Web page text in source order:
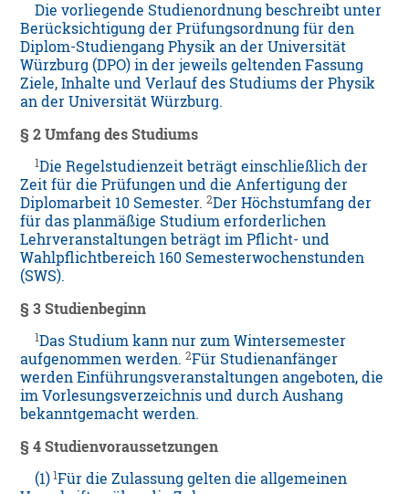
Die vorliegende Studienordnung beschreibt unter
Berücksichtigung der Prüfungsordnung für den
Diplom-Studiengang Physik an der Universität
Würzburg (DPO) in der jeweils geltenden Fassung
Ziele, Inhalte und Verlauf des Studiums der Physik
an der Universität Würzburg.
§ 2 Umfang des Studiums
1Die Regelstudienzeit beträgt einschließlich der
Zeit für die Prüfungen und die Anfertigung der
Diplomarbeit 10 Semester.2Der Höchstumfang der
für das planmäßige Studium erforderlichen
Lehrveranstaltungen beträgt im Pflicht- und
Wahlpflichtbereich 160 Semesterwochenstunden
(SWS).
§ 3 Studienbeginn
1Das Studium kann nur zum Wintersemester
aufgenommen werden.2Für Studienanfänger
werden Einführungsveranstaltungen angeboten, die
im Vorlesungsverzeichnis und durch Aushang
bekanntgemacht werden.
§ 4 Studienvoraussetzungen
(1) 1Für die Zulassung gelten die allgemeinen